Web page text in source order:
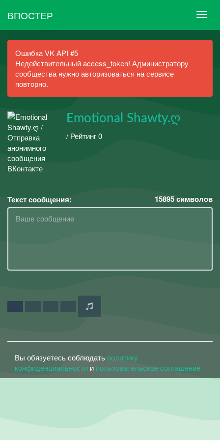
ВПОСТЕР
Ошибка VK API #5
Недействительный access_token! Администратору
сообщества нужно авторизоваться на сервисе
повторно.
Emotional Shawty.ღ
/ Рейтинг 0
Текст сообщения: 15895символов
Вы обязуетесь соблюдать политику
конфиденциальности и пользовательское соглашение